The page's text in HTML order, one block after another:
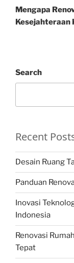
Post
Mengapa
Kesejahteraan
Search
Recent
Desain Ruang
Panduan
Inovasi
Indonesia
Renovasi
Tepat